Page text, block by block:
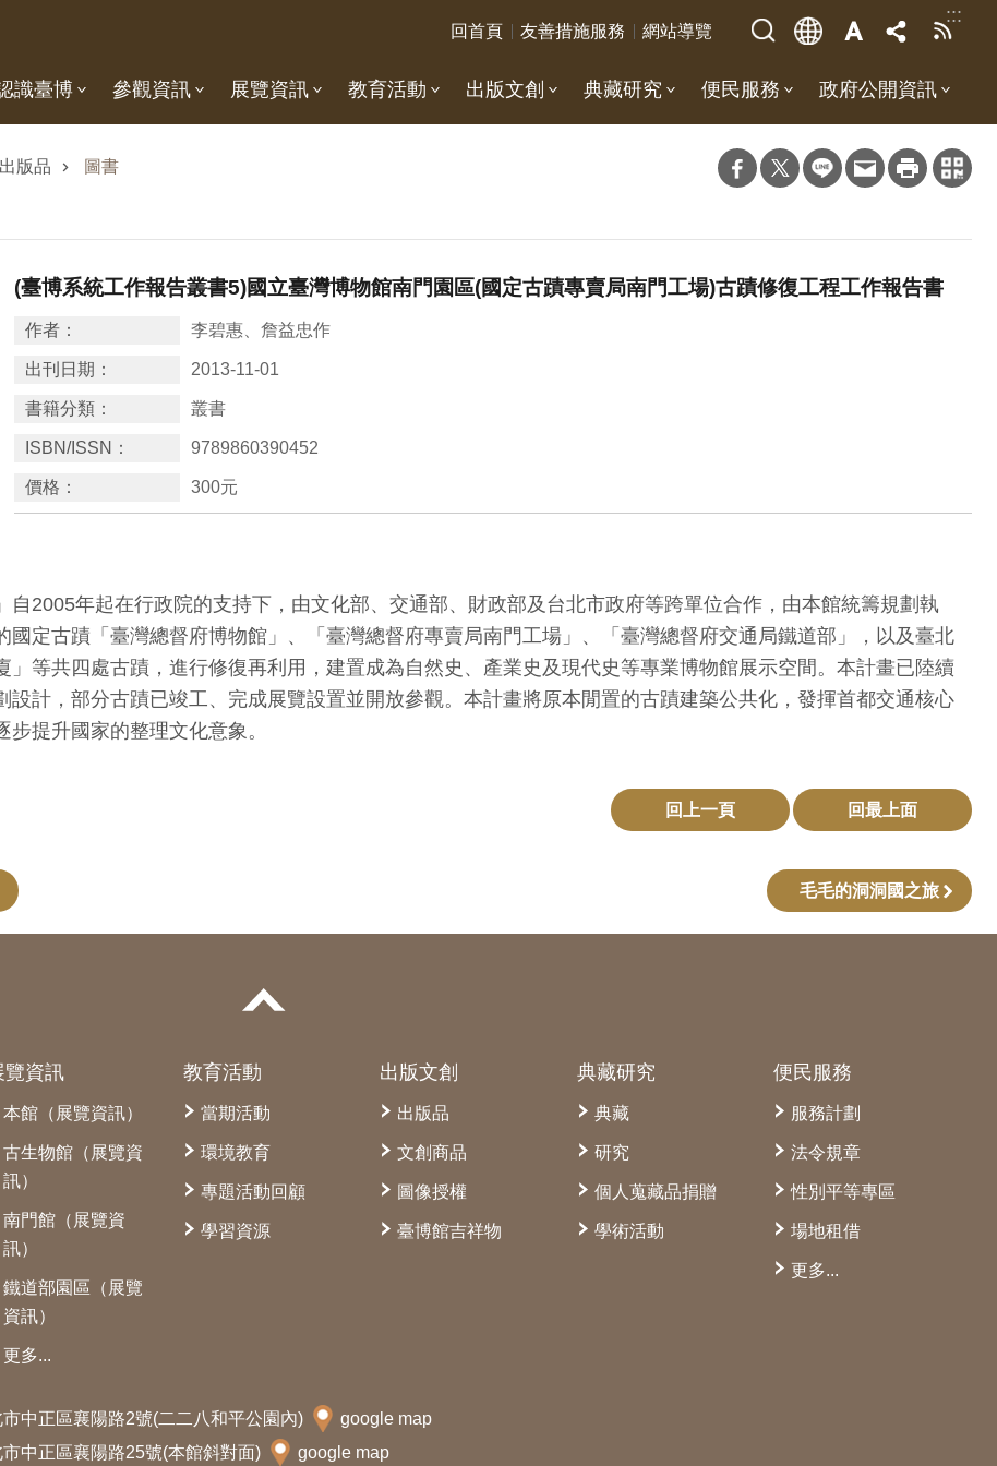
:::
回首頁 友善措施服務 網站導覽
識臺博 參觀資訊 展覽資訊 教育活動 出版文創 典藏研究 便民服務 政府公開資訊
出版品 圖書
(臺博系統工作報告叢書5)國立臺灣博物館南門園區(國定古蹟專賣局南門工場)古蹟修復工程工作報告書
作者： 李碧惠、詹益忠作
出刊日期： 2013-11-01
書籍分類： 叢書
ISBN/ISSN： 9789860390452
價格： 300元
自2005年起在行政院的支持下，由文化部、交通部、財政部及台北市政府等跨單位合作，由本館統籌規劃執
國定古蹟「臺灣總督府博物館」、「臺灣總督府專賣局南門工場」、「臺灣總督府交通局鐵道部」，以及臺北
」等共四處古蹟，進行修復再利用，建置成為自然史、產業史及現代史等專業博物館展示空間。本計畫已陸續
設計，部分古蹟已竣工、完成展覽設置並開放參觀。本計畫將原本閒置的古蹟建築公共化，發揮首都交通核心
步提升國家的整理文化意象。
回上一頁 回最上面
毛毛的洞洞國之旅
覽資訊
本館（展覽資訊）
古生物館（展覽資
訊）
南門館（展覽資
訊）
鐵道部園區（展覽
資訊）
更多...
教育活動
當期活動
環境教育
專題活動回顧
學習資源
出版文創
出版品
文創商品
圖像授權
臺博館吉祥物
典藏研究
典藏
研究
個人蒐藏品捐贈
學術活動
便民服務
服務計劃
法令規章
性別平等專區
場地租借
更多...
中正區襄陽路2號(二二八和平公園內)
google map
中正區襄陽路25號(本館斜對面) google map